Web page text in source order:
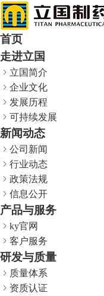
首页
走进立国
立国简介
企业文化
发展历程
可持续发展
新闻动态
公司新闻
行业动态
政策法规
信息公开
产品与服务
ky官网
客户服务
研发与质量
质量体系
资质认证